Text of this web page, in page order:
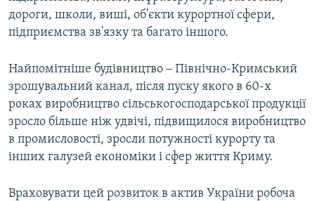
дороги, школи, виші, об'єкти курортної сфери,
підприємства зв'язку та багато іншого.
Найпомітніше будівництво ‒ Північно-Кримський
зрошувальний канал, після пуску якого в 60-х
роках виробництво сільськогосподарської продукції
зросло більше ніж удвічі, підвищилося виробництво
в промисловості, зросли потужності курорту та
інших галузей економіки і сфер життя Криму.
Враховувати цей розвиток в актив України робоча